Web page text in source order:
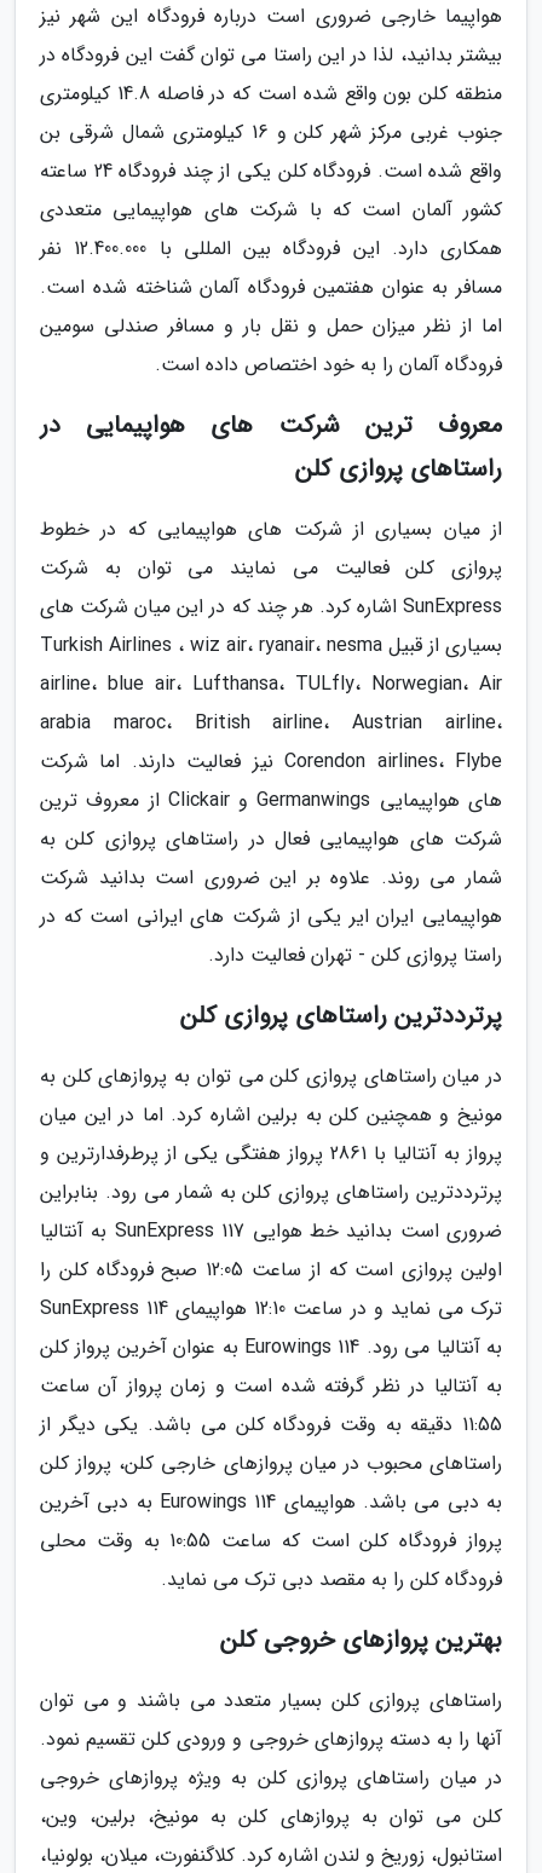
هواپیما خارجی ضروری است درباره فرودگاه این شهر نیز
بیشتر بدانید، لذا در این راستا می توان گفت این فرودگاه در
منطقه کلن بون واقع شده است که در فاصله 14.8 کیلومتری
جنوب غربی مرکز شهر کلن و 16 کیلومتری شمال شرقی بن
واقع شده است. فرودگاه کلن یکی از چند فرودگاه 24 ساعته
کشور آلمان است که با شرکت های هواپیمایی متعددی
همکاری دارد. این فرودگاه بین المللی با 12.400.000 نفر
مسافر به عنوان هفتمین فرودگاه آلمان شناخته شده است.
اما از نظر میزان حمل و نقل بار و مسافر صندلی سومین
فرودگاه آلمان را به خود اختصاص داده است.
معروف ترین شرکت های هواپیمایی در
راستاهای پروازی کلن
از میان بسیاری از شرکت های هواپیمایی که در خطوط
پروازی کلن فعالیت می نمایند می توان به شرکت
SunExpress اشاره کرد. هر چند که در این میان شرکت های
بسیاری از قبیل Turkish Airlines ، wiz air، ryanair، nesma
airline، blue air، Lufthansa، TULfly، Norwegian، Air
arabia maroc، British airline، Austrian airline،
Corendon airlines، Flybe نیز فعالیت دارند. اما شرکت
های هواپیمایی Germanwings و Clickair از معروف ترین
شرکت های هواپیمایی فعال در راستاهای پروازی کلن به
شمار می روند. علاوه بر این ضروری است بدانید شرکت
هواپیمایی ایران ایر یکی از شرکت های ایرانی است که در
راستا پروازی کلن - تهران فعالیت دارد.
پرترددترین راستاهای پروازی کلن
در میان راستاهای پروازی کلن می توان به پروازهای کلن به
مونیخ و همچنین کلن به برلین اشاره کرد. اما در این میان
پرواز به آنتالیا با 2861 پرواز هفتگی یکی از پرطرفدارترین و
پرترددترین راستاهای پروازی کلن به شمار می رود. بنابراین
ضروری است بدانید خط هوایی SunExpress 117 به آنتالیا
اولین پروازی است که از ساعت 12:05 صبح فرودگاه کلن را
ترک می نماید و در ساعت 12:10 هواپیمای SunExpress 114
به آنتالیا می رود. Eurowings 114 به عنوان آخرین پرواز کلن
به آنتالیا در نظر گرفته شده است و زمان پرواز آن ساعت
11:55 دقیقه به وقت فرودگاه کلن می باشد. یکی دیگر از
راستاهای محبوب در میان پروازهای خارجی کلن، پرواز کلن
به دبی می باشد. هواپیمای Eurowings 114 به دبی آخرین
پرواز فرودگاه کلن است که ساعت 10:55 به وقت محلی
فرودگاه کلن را به مقصد دبی ترک می نماید.
بهترین پروازهای خروجی کلن
راستاهای پروازی کلن بسیار متعدد می باشند و می توان
آنها را به دسته پروازهای خروجی و ورودی کلن تقسیم نمود.
در میان راستاهای پروازی کلن به ویژه پروازهای خروجی
کلن می توان به پروازهای کلن به مونیخ، برلین، وین،
استانبول، زوریخ و لندن اشاره کرد. کلاگنفورت، میلان، بولونیا،